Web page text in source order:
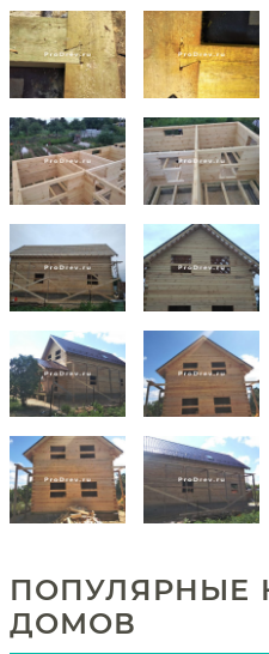
ПОПУЛЯРНЫЕ
ДОМОВ